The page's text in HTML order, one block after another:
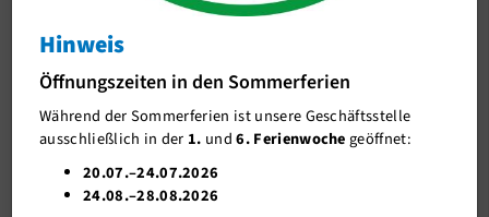
Stiftung HABRIS ZirkusCamp'21
Workshop: Fakir
Nur noch ein kurzer Hinweis zum Datenschutz:
Beim Aufruf des Inhalts werden personenbezogene Daten (IP-
Adresse) an einen externen Anbieter gesendet. Daher ist es
möglich, dass Zugriffe gespeichert und ausgewertet werden.
FussballCamp
KitaCamp
ZirkusCamp 7-12 Jahre
Hinweis
Öffnungszeiten in den Sommerferien
Während der Sommerferien ist unsere Geschäftsstelle
ausschließlich in der 1. und6. Ferienwochegeöffnet:
20.07.–24.07.2026
24.08.–28.08.2026